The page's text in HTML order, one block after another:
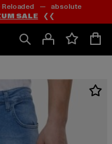
— absolute
SALE ❮❮